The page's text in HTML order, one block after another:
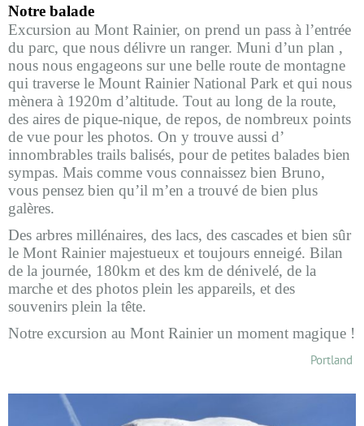
Notre balade
Excursion au Mont Rainier, on prend un pass à l’entrée
du parc, que nous délivre un ranger. Muni d’un plan ,
nous nous engageons sur une belle route de montagne
qui traverse le Mount Rainier National Park et qui nous
mènera à 1920m d’altitude. Tout au long de la route,
des aires de pique-nique, de repos, de nombreux points
de vue pour les photos. On y trouve aussi d’
innombrables trails balisés, pour de petites balades bien
sympas. Mais comme vous connaissez bien Bruno,
vous pensez bien qu’il m’en a trouvé de bien plus
galères.
Des arbres millénaires, des lacs, des cascades et bien sûr
le Mont Rainier majestueux et toujours enneigé. Bilan
de la journée, 180km et des km de dénivelé, de la
marche et des photos plein les appareils, et des
souvenirs plein la tête.
Notre excursion au Mont Rainier un moment magique !
Portland